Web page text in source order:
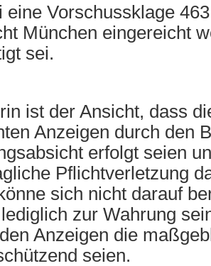
eine Vorschussklage
München eingereicht
sei.
ist der Ansicht, dass
Anzeigen durch den
erfolgt seien
Pflichtverletzung
sich nicht darauf
zur Wahrung
Anzeigen die
seien.